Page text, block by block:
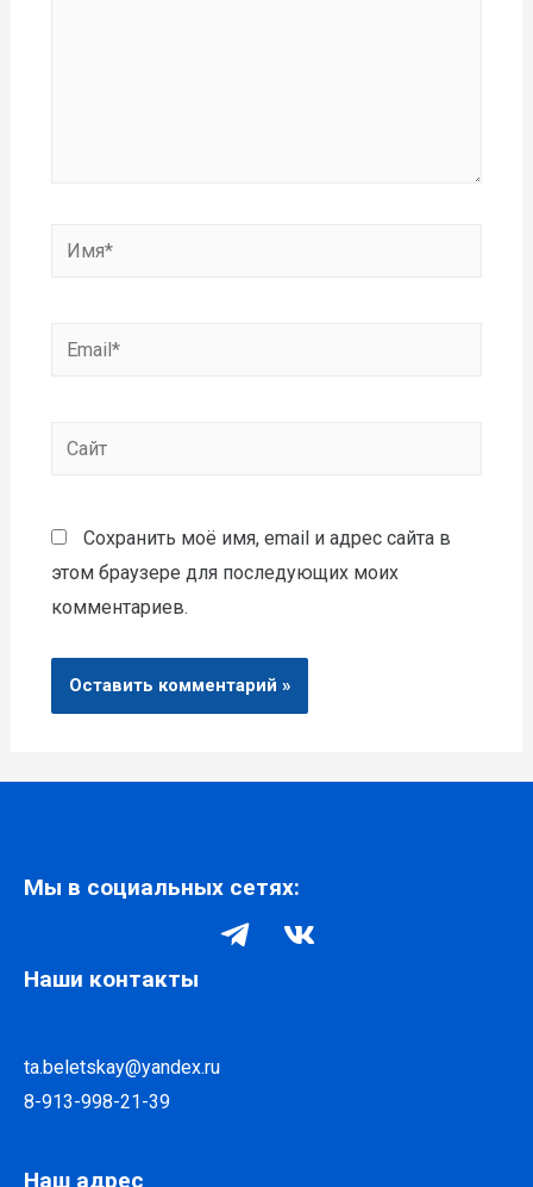
Сохранить моё имя, email и адрес сайта в
этом браузере для последующих моих
комментариев.
Мы в социальных сетях:
Наши контакты
ta.beletskay@yandex.ru
8-913-998-21-39
Наш адрес